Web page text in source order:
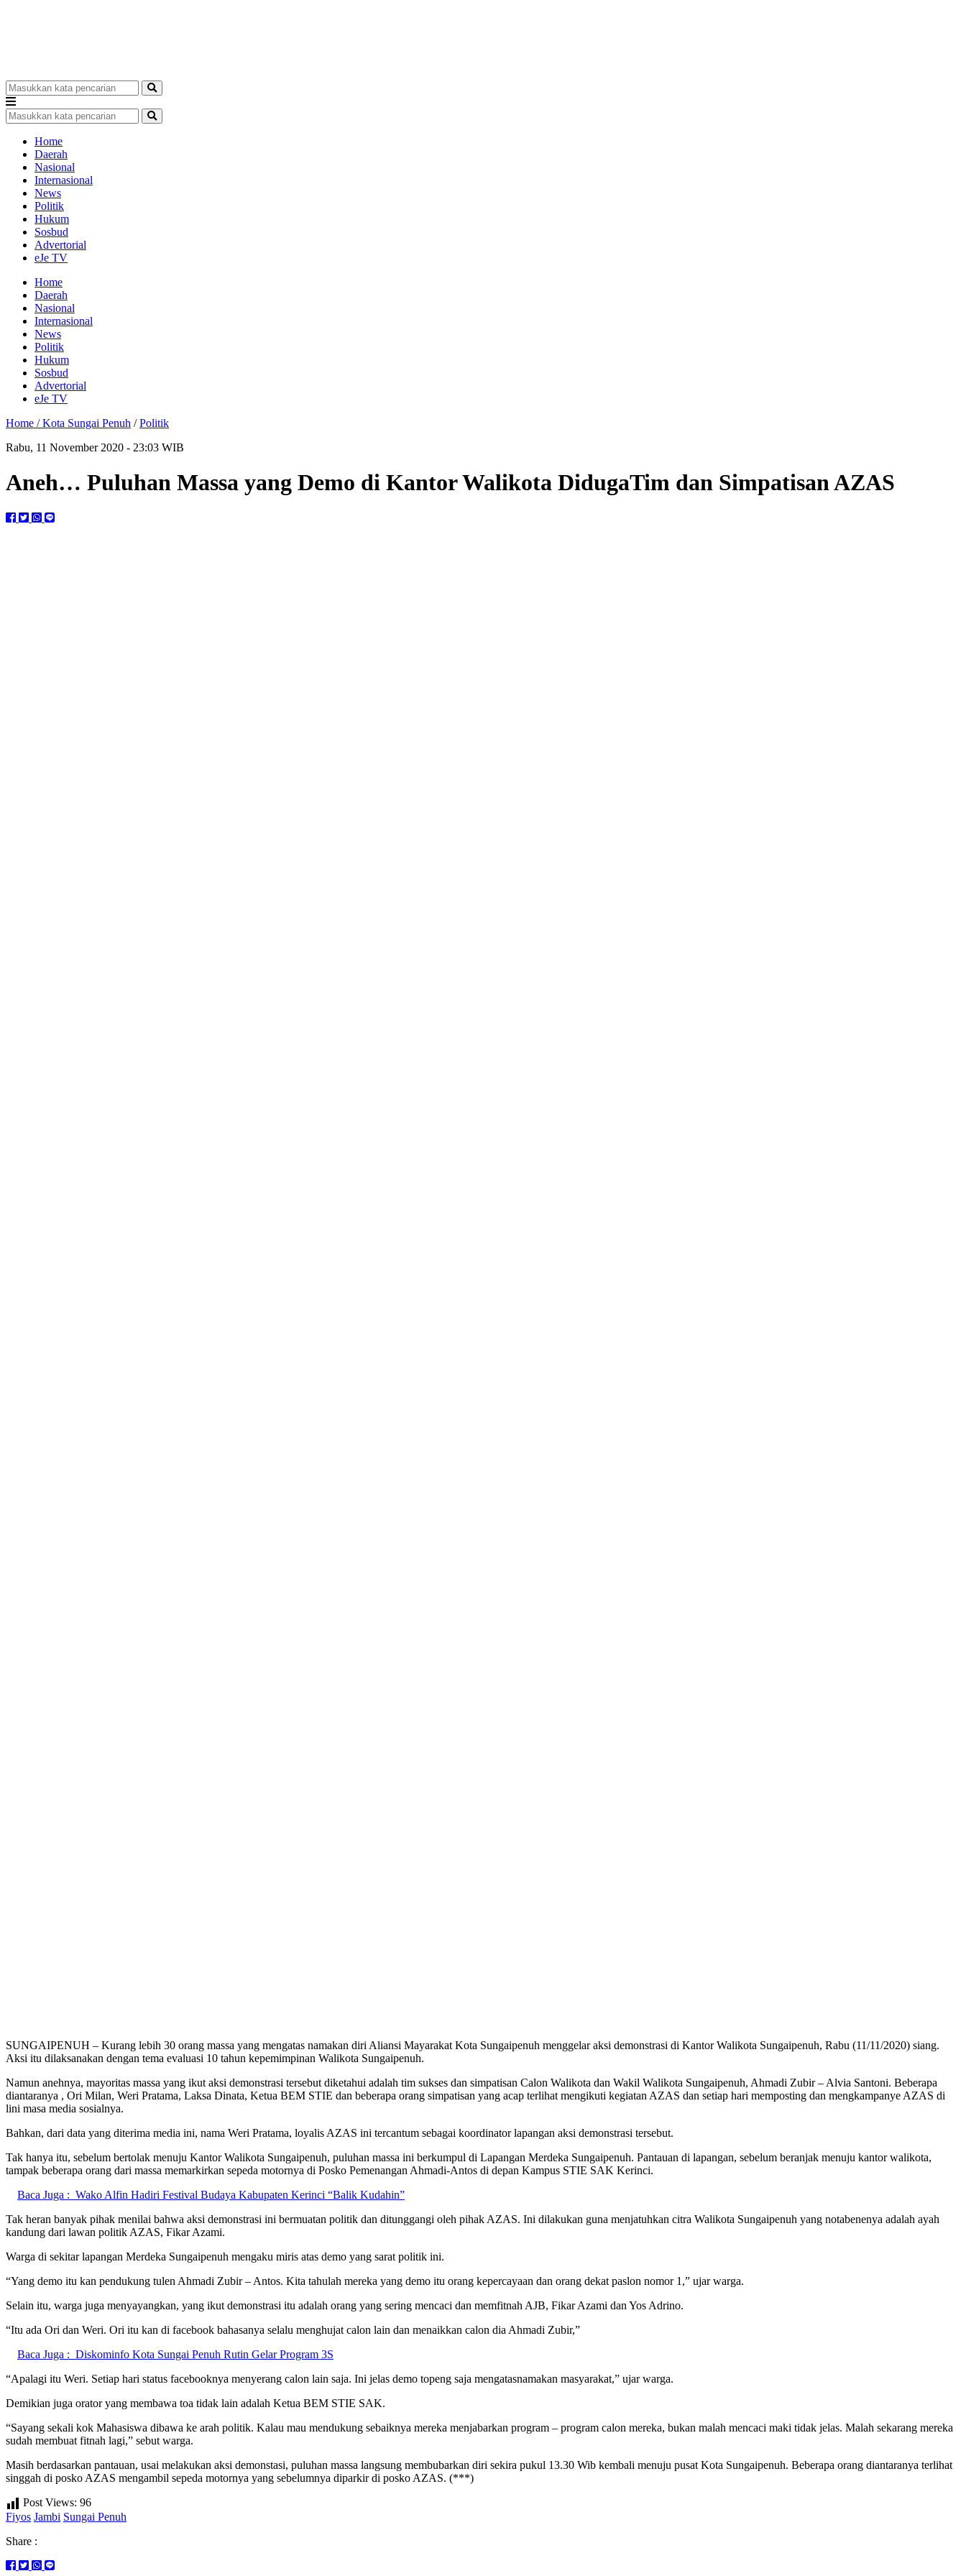
Home
Daerah
Nasional
Internasional
News
Politik
Hukum
Sosbud
Advertorial
eJe TV
Home
Daerah
Nasional
Internasional
News
Politik
Hukum
Sosbud
Advertorial
eJe TV
Home /Kota Sungai Penuh /Politik
Rabu, 11 November 2020 - 23:03 WIB
Aneh… Puluhan Massa yang Demo di Kantor Walikota DidugaTim dan Simpatisan AZAS
SUNGAIPENUH – Kurang lebih 30 orang massa yang mengatas namakan diri Aliansi Mayarakat Kota Sungaipenuh menggelar aksi demonstrasi di Kantor Walikota Sungaipenuh, Rabu (11/11/2020) siang.
Aksi itu dilaksanakan dengan tema evaluasi 10 tahun kepemimpinan Walikota Sungaipenuh.
Namun anehnya, mayoritas massa yang ikut aksi demonstrasi tersebut diketahui adalah tim sukses dan simpatisan Calon Walikota dan Wakil Walikota Sungaipenuh, Ahmadi Zubir – Alvia Santoni. Beberapa
diantaranya , Ori Milan, Weri Pratama, Laksa Dinata, Ketua BEM STIE dan beberapa orang simpatisan yang acap terlihat mengikuti kegiatan AZAS dan setiap hari memposting dan mengkampanye AZAS di
lini masa media sosialnya.
Bahkan, dari data yang diterima media ini, nama Weri Pratama, loyalis AZAS ini tercantum sebagai koordinator lapangan aksi demonstrasi tersebut.
Tak hanya itu, sebelum bertolak menuju Kantor Walikota Sungaipenuh, puluhan massa ini berkumpul di Lapangan Merdeka Sungaipenuh. Pantauan di lapangan, sebelum beranjak menuju kantor walikota,
tampak beberapa orang dari massa memarkirkan sepeda motornya di Posko Pemenangan Ahmadi-Antos di depan Kampus STIE SAK Kerinci.
Baca Juga : Wako Alfin Hadiri Festival Budaya Kabupaten Kerinci “Balik Kudahin”
Tak heran banyak pihak menilai bahwa aksi demonstrasi ini bermuatan politik dan ditunggangi oleh pihak AZAS. Ini dilakukan guna menjatuhkan citra Walikota Sungaipenuh yang notabenenya adalah ayah
kandung dari lawan politik AZAS, Fikar Azami.
Warga di sekitar lapangan Merdeka Sungaipenuh mengaku miris atas demo yang sarat politik ini.
“Yang demo itu kan pendukung tulen Ahmadi Zubir – Antos. Kita tahulah mereka yang demo itu orang kepercayaan dan orang dekat paslon nomor 1,” ujar warga.
Selain itu, warga juga menyayangkan, yang ikut demonstrasi itu adalah orang yang sering mencaci dan memfitnah AJB, Fikar Azami dan Yos Adrino.
“Itu ada Ori dan Weri. Ori itu kan di facebook bahasanya selalu menghujat calon lain dan menaikkan calon dia Ahmadi Zubir,”
Baca Juga : Diskominfo Kota Sungai Penuh Rutin Gelar Program 3S
“Apalagi itu Weri. Setiap hari status facebooknya menyerang calon lain saja. Ini jelas demo topeng saja mengatasnamakan masyarakat,” ujar warga.
Demikian juga orator yang membawa toa tidak lain adalah Ketua BEM STIE SAK.
“Sayang sekali kok Mahasiswa dibawa ke arah politik. Kalau mau mendukung sebaiknya mereka menjabarkan program – program calon mereka, bukan malah mencaci maki tidak jelas. Malah sekarang mereka
sudah membuat fitnah lagi,” sebut warga.
Masih berdasarkan pantauan, usai melakukan aksi demonstasi, puluhan massa langsung membubarkan diri sekira pukul 13.30 Wib kembali menuju pusat Kota Sungaipenuh. Beberapa orang diantaranya terlihat
singgah di posko AZAS mengambil sepeda motornya yang sebelumnya diparkir di posko AZAS. (***)
Post Views: 96
Fiyos Jambi Sungai Penuh
Share :